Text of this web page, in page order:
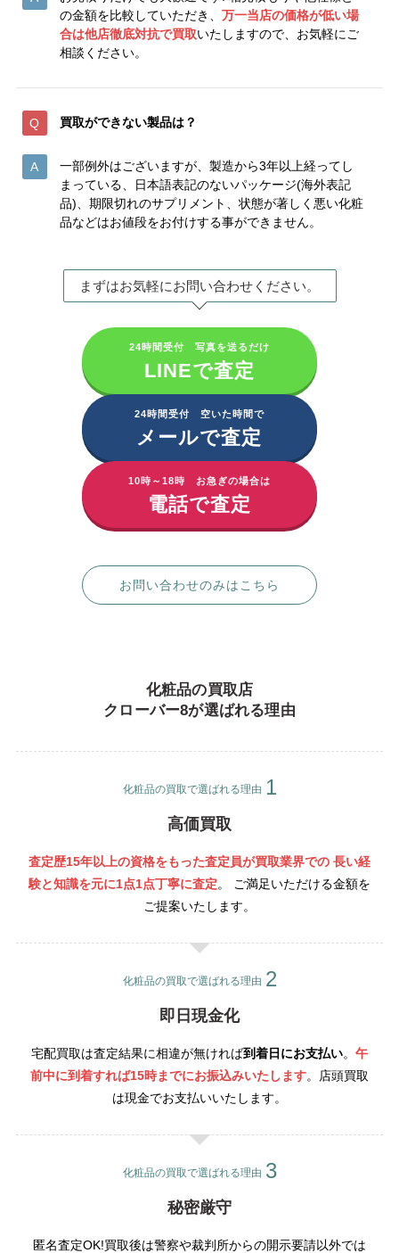
の金額を比較していただき、 万一当店の価格が低い場
合は他店徹底対抗で買取いたしますので、お気軽にご
相談ください。
買取ができない製品は？
一部例外はございますが、製造から3年以上経ってし
まっている、日本語表記のないパッケージ(海外表記
品)、期限切れのサプリメント、状態が著しく悪い化粧
品などはお値段をお付けする事ができません。
まずはお気軽にお問い合わせください。
24時間受付 写真を送るだけ
LINEで査定
24時間受付 空いた時間で
メールで査定
10時～18時 お急ぎの場合は
電話で査定
お問い合わせのみはこちら
化粧品の買取店
クローバー8が選ばれる理由
化粧品の買取で選ばれる理由
高価買取
査定歴15年以上の資格をもった査定員が買取業界での 長い経
験と知識を元に1点1点丁寧に査定。 ご満足いただける金額を
ご提案いたします。
化粧品の買取で選ばれる理由
即日現金化
宅配買取は査定結果に相違が無ければ到着日にお支払い。 午
前中に到着すれば15時までにお振込みいたします。店頭買取
は現金でお支払いいたします。
化粧品の買取で選ばれる理由
秘密厳守
匿名査定OK!買取後は警察や裁判所からの開示要請以外では